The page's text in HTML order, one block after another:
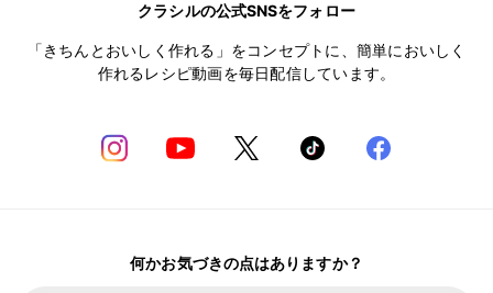
クラシルの公式SNSをフォロー
「きちんとおいしく作れる」をコンセプトに、簡単においしく
作れるレシピ動画を毎日配信しています。
何かお気づきの点はありますか？